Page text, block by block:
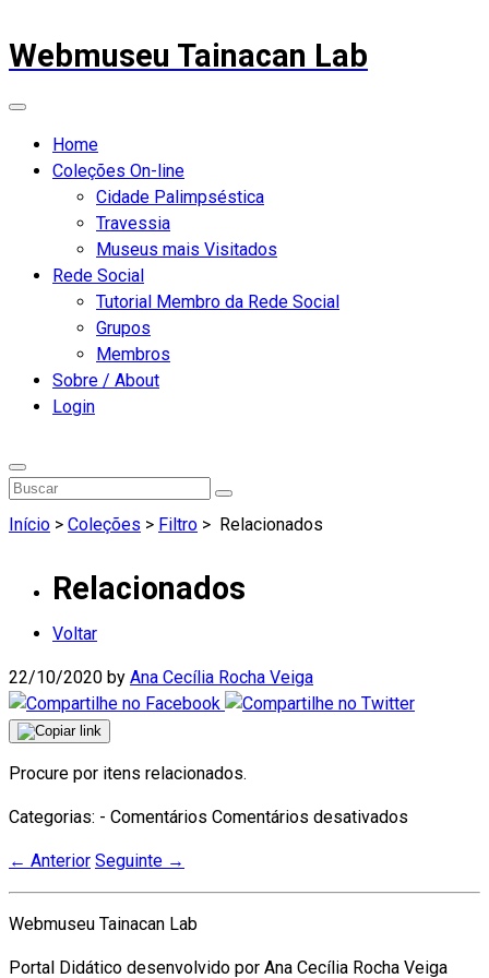
Webmuseu Tainacan Lab
Home
Coleções On-line
Cidade Palimpséstica
Travessia
Museus mais Visitados
Rede Social
Tutorial Membro da Rede Social
Grupos
Membros
Sobre / About
Login
Início > Coleções > Filtro > Relacionados
Relacionados
Voltar
22/10/2020 by Ana Cecília Rocha Veiga
Procure por itens relacionados.
Categorias: - Comentários Comentários desativados
← Anterior Seguinte →
Webmuseu Tainacan Lab
Portal Didático desenvolvido por Ana Cecília Rocha Veiga